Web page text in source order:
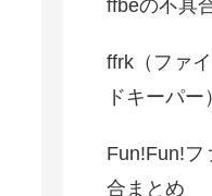
ffbeの不具
ffrk（ファ
ドキーパ
Fun!Fun!フ
合まとめ